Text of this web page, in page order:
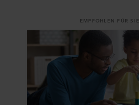
EMPFOHLEN FÜR SIE